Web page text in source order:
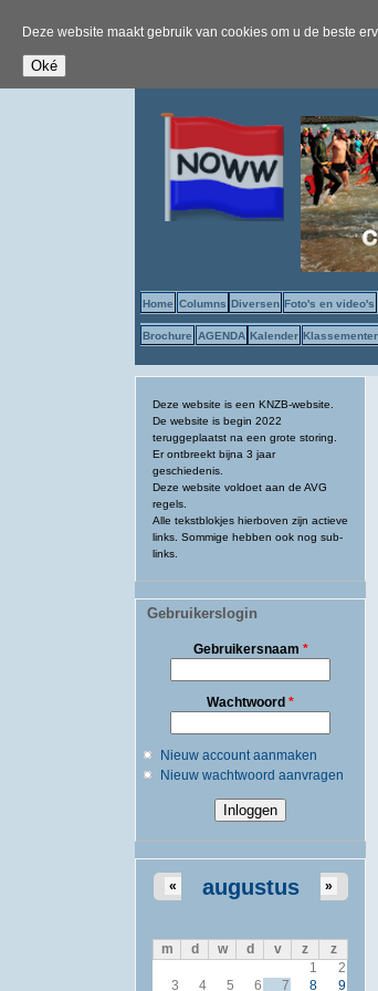
Deze website maakt gebruik van cookies om u de beste
Home Columns Diversen Foto's en video's
Brochure AGENDA Kalender
Deze website is een KNZB-website.
De website is begin 2022
teruggeplaatst na een grote storing.
Er ontbreekt bijna 3 jaar
geschiedenis.
Deze website voldoet aan de AVG
regels.
Alle tekstblokjes hierboven zijn actieve
links. Sommige hebben ook nog sub-
links.
Gebruikerslogin
Gebruikersnaam *
Wachtwoord *
Nieuw account aanmaken
Nieuw wachtwoord aanvragen
augustus
« »
m d w d v z
z
1
2
3
4 5 6 7 8
9